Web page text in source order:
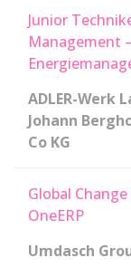
Junior
Management
ADLER-Werk
Johann
Co KG
Global
OneERP
Umdasch